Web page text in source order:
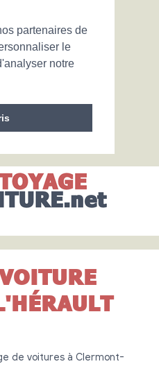
partenaires de
le
notre
de voitures à Clermont-